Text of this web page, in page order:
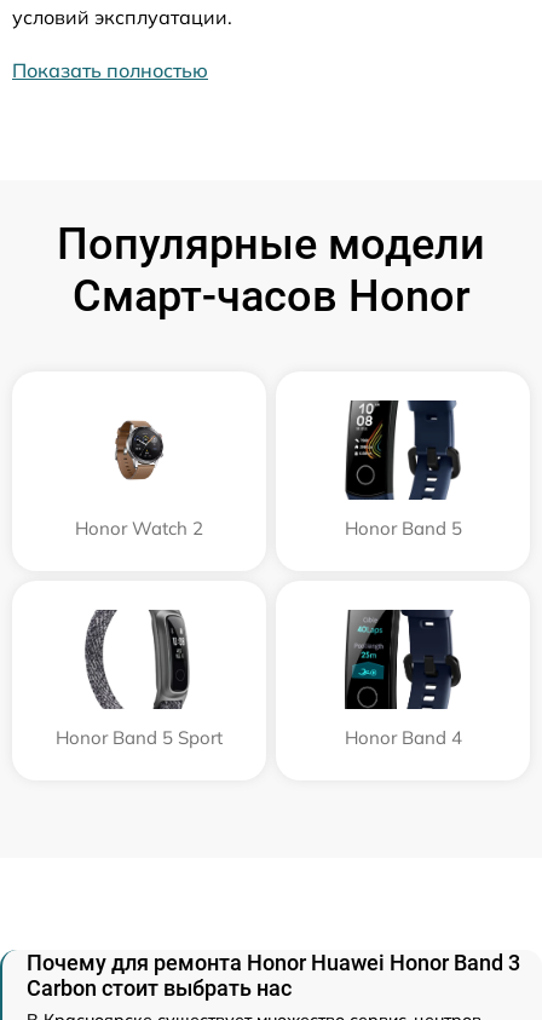
условий эксплуатации.
Показать полностью
Популярные модели
Смарт-часов Honor
Honor Watch 2 Honor Band 5
Honor Band 5 Sport Honor Band 4
Почему для ремонта Honor Huawei Honor Band 3
Carbon стоит выбрать нас